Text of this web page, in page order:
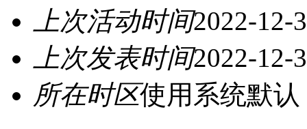
上次活动时间2022-12-
上次发表时间2022-12-
所在时区使用系统默认